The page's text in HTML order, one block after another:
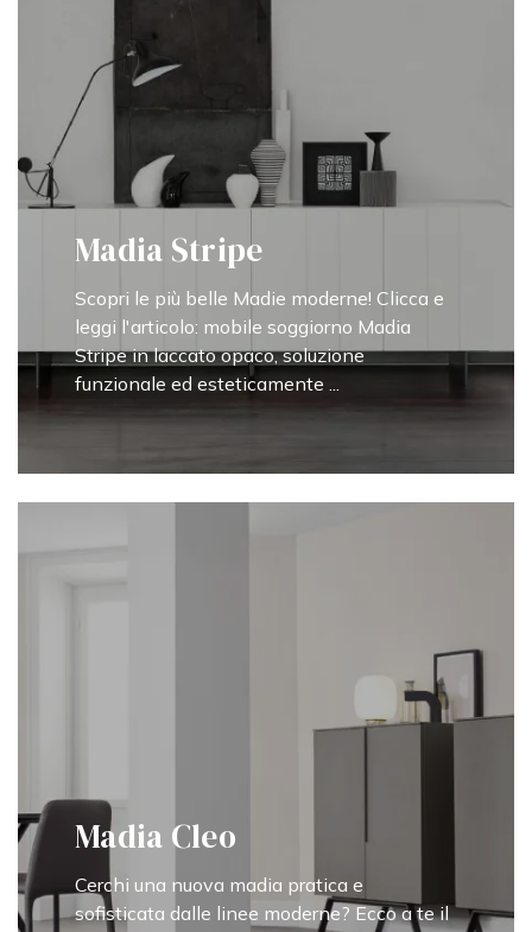
Madia Stripe
Scopri le più belle Madie moderne! Clicca e
leggi l'articolo: mobile soggiorno Madia
Stripe in laccato opaco, soluzione
funzionale ed esteticamente ...
Madia Cleo
Cerchi una nuova madia pratica e
sofisticata dalle linee moderne? Ecco a te il